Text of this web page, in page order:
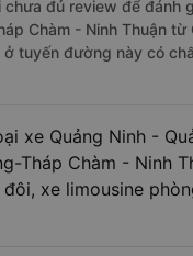
chưa đủ review để đánh
Chàm - Ninh Thuận từ
ở tuyến đường này có
xe Quảng Ninh -
Tháp Chàm - Ninh
xe limousine